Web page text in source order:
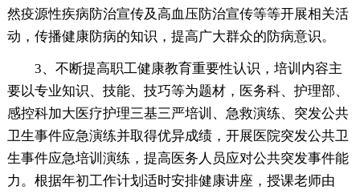
然疫源性疾病防治宣传及高血压防治宣传等等开展相关活
动，传播健康防病的知识，提高广大群众的防病意识。
3、不断提高职工健康教育重要性认识，培训内容主
要以专业知识、技能、技巧等为题材，医务科、护理部、
感控科加大医疗护理三基三严培训、急救演练、突发公共
卫生事件应急演练并取得优异成绩，开展医院突发公共卫
生事件应急培训演练，提高医务人员应对公共突发事件能
力。根据年初工作计划适时安排健康讲座，授课老师由